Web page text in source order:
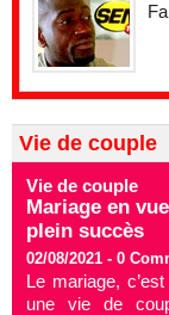
Vie de couple
Vie de couple
Mariage en
plein succès
02/08/2021 - 0
Le mariage,
une vie de